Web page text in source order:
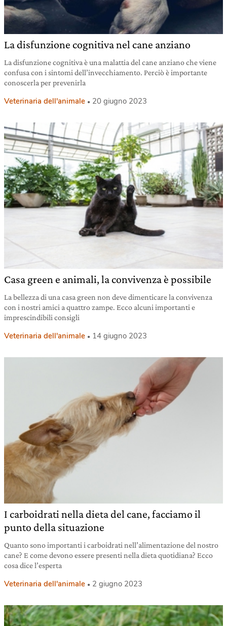
La disfunzione cognitiva nel cane anziano
La disfunzione cognitiva è una malattia del cane anziano che viene
confusa con i sintomi dell’invecchiamento. Perciò è importante
conoscerla per prevenirla
Veterinaria dell'animale 20 giugno 2023
Casa green e animali, la convivenza è possibile
La bellezza di una casa green non deve dimenticare la convivenza
con i nostri amici a quattro zampe. Ecco alcuni importanti e
imprescindibili consigli
Veterinaria dell'animale 14 giugno 2023
I carboidrati nella dieta del cane, facciamo il
punto della situazione
Quanto sono importanti i carboidrati nell’alimentazione del nostro
cane? E come devono essere presenti nella dieta quotidiana? Ecco
cosa dice l’esperta
Veterinaria dell'animale 2 giugno 2023